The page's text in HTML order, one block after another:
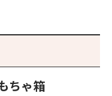
ちゃ箱